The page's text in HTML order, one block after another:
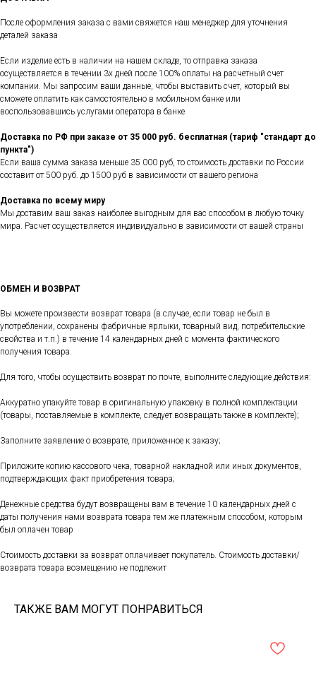
После оформления заказа с вами свяжется наш менеджер для уточнения
деталей заказа
Если изделие есть в наличии на нашем складе, то отправка заказа
осуществляется в течении 3х дней после 100% оплаты на расчетный счет
компании. Мы запросим ваши данные, чтобы выставить счет, который вы
сможете оплатить как самостоятельно в мобильном банке или
воспользовавшись услугами оператора в банке
Доставка по РФ при заказе от 35 000 руб. бесплатная (тариф "стандарт до
пункта")
Если ваша сумма заказа меньше 35 000 руб, то стоимость доставки по России
составит от 500 руб. до 1500 руб в зависимости от вашего региона
Доставка по всему миру
Мы доставим ваш заказ наиболее выгодным для вас способом в любую точку
мира. Расчет осуществляется индивидуально в зависимости от вашей страны
ОБМЕН И ВОЗВРАТ
Вы можете произвести возврат товара (в случае, если товар не был в
употреблении, сохранены фабричные ярлыки, товарный вид, потребительские
свойства и т.п.) в течение 14 календарных дней с момента фактического
получения товара.
Для того, чтобы осуществить возврат по почте, выполните следующие действия:
Аккуратно упакуйте товар в оригинальную упаковку в полной комплектации
(товары, поставляемые в комплекте, следует возвращать также в комплекте);
Заполните заявление о возврате, приложенное к заказу;
Приложите копию кассового чека, товарной накладной или иных документов,
подтверждающих факт приобретения товара;
Денежные средства будут возвращены вам в течение 10 календарных дней с
даты получения нами возврата товара тем же платежным способом, которым
был оплачен товар
Стоимость доставки за возврат оплачивает покупатель. Стоимость доставки/
возврата товара возмещению не подлежит
ТАКЖЕ ВАМ МОГУТ ПОНРАВИТЬСЯ